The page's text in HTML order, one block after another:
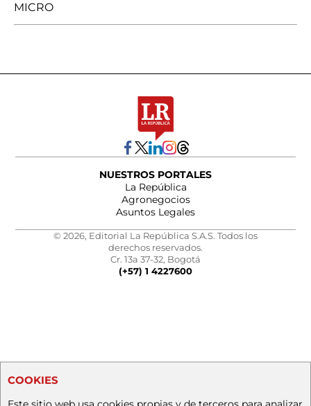
MICRO
NUESTROS PORTALES
La República
Agronegocios
Asuntos Legales
© 2026, Editorial La República S.A.S. Todos los
derechos reservados.
Cr. 13a 37-32, Bogotá
(+57) 1 4227600
COOKIES